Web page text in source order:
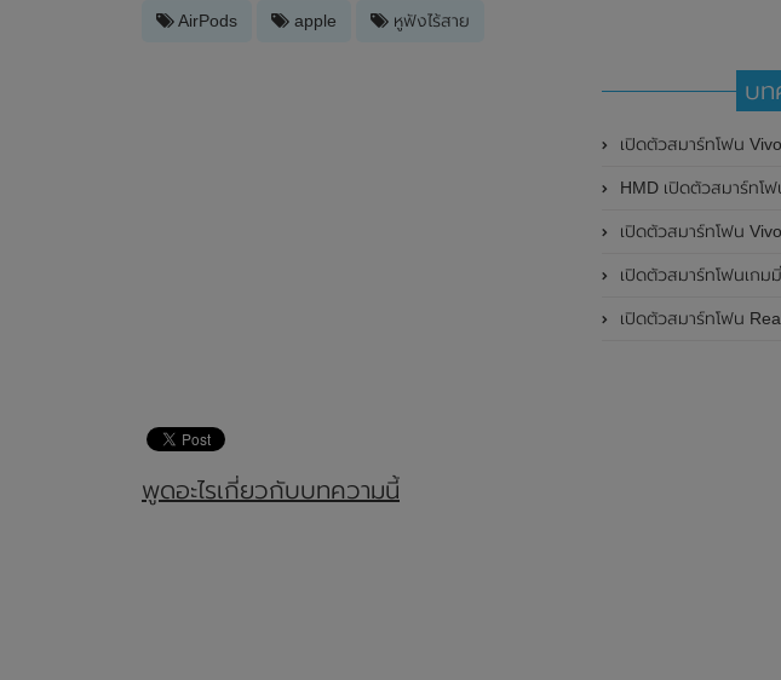
AirPods apple หูฟังไร้สาย
บท
เปิดตัวสมาร์ทโฟน Vivo Y300 Pro อย่างเป็นทางการแล้วในประเทศจี
HMD เปิดตัวสมาร์ทโฟนฝาพับได้
เปิดตัวสมาร์ทโฟน Vivo T3
เปิดตัวสมาร์ทโฟนเกมมิ่ง TECNO POVA
เปิดตัวสมาร์ทโฟน Realme 13 Pro
พูดอะไรเกี่ยวกับบทความนี้